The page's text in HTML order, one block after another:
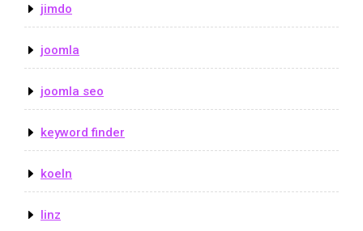
jimdo
joomla
joomla seo
keyword finder
koeln
linz